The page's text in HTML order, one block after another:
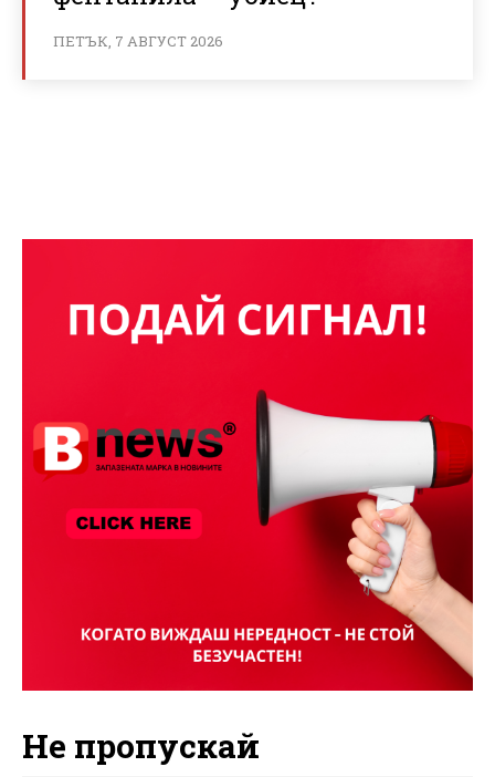
ПЕТЪК, 7 АВГУСТ 2026
Не пропускай